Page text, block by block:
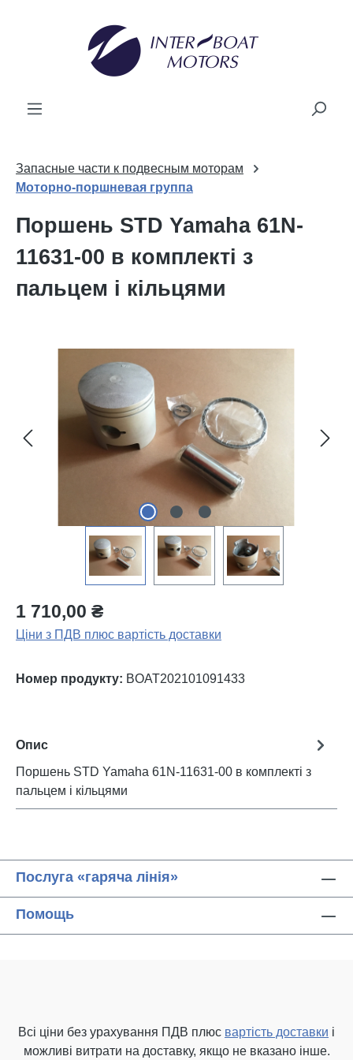
Запасные части к подвесным моторам
Моторно-поршневая группа
Поршень STD Yamaha 61N-
11631-00 в комплекті з
пальцем і кільцями
1 710,00 ₴
Ціни з ПДВ плюс вартість доставки
Номер продукту: BOAT202101091433
Опис
Поршень STD Yamaha 61N-11631-00 в комплекті з
пальцем і кільцями
Послуга «гаряча лінія»
Помощь
Всі ціни без урахування ПДВ плюс вартість доставки і
можливі витрати на доставку, якщо не вказано інше.